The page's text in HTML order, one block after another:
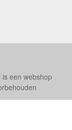
een webshop